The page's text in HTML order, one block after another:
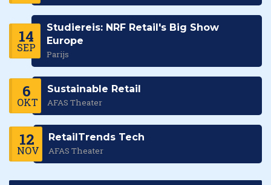
14
SEP
Studiereis: NRF Retail's Big Show
Europe
Parijs
6
OKT
Sustainable Retail
AFAS Theater
12
NOV
RetailTrends Tech
AFAS Theater